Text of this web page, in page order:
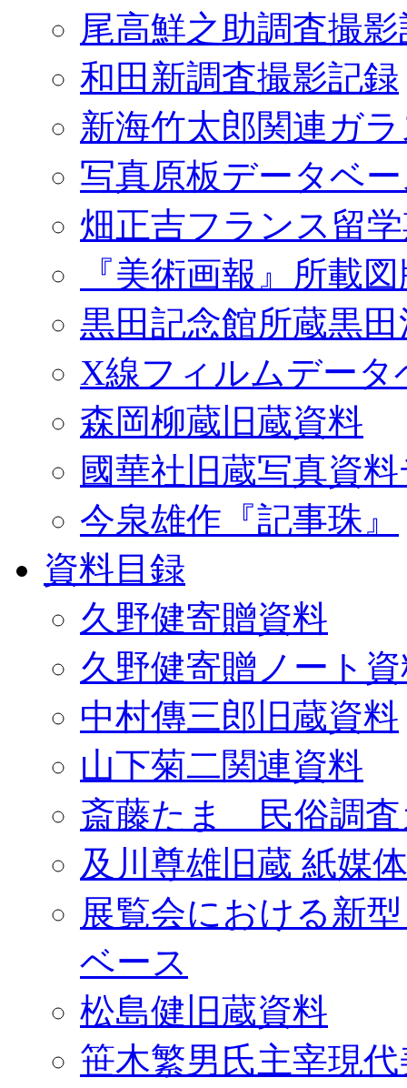
尾高鮮之助調査撮
和田新調査撮影記録
新海竹太郎関連ガ
写真原板データベ
畑正吉フランス留
『美術画報』所載
黒田記念館所蔵黒
X線フィルムデータ
森岡柳蔵旧蔵資料
國華社旧蔵写真資
今泉雄作『記事珠』
資料目録
久野健寄贈資料
久野健寄贈ノート
中村傳三郎旧蔵資料
山下菊二関連資料
斎藤たま 民俗調査
及川尊雄旧蔵 紙媒
展覧会における新
ベース
松島健旧蔵資料
笹木繁男氏主宰現